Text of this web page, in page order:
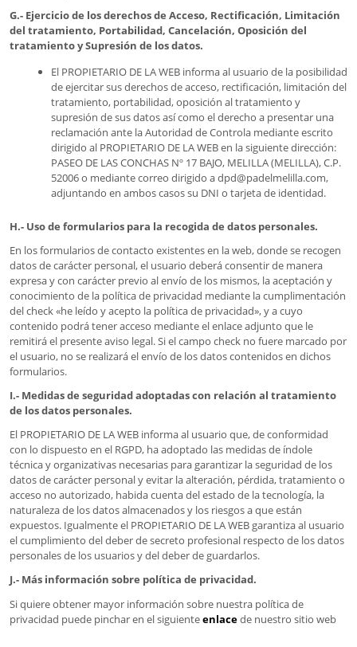
G.- Ejercicio de los derechos de Acceso, Rectificación, Limitación
del tratamiento, Portabilidad, Cancelación, Oposición del
tratamiento y Supresión de los datos.
El PROPIETARIO DE LA WEB informa al usuario de la posibilidad
de ejercitar sus derechos de acceso, rectificación, limitación del
tratamiento, portabilidad, oposición al tratamiento y
supresión de sus datos así como el derecho a presentar una
reclamación ante la Autoridad de Controla mediante escrito
dirigido al PROPIETARIO DE LA WEB en la siguiente dirección:
PASEO DE LAS CONCHAS Nº 17 BAJO, MELILLA (MELILLA), C.P.
52006 o mediante correo dirigido a dpd@padelmelilla.com,
adjuntando en ambos casos su DNI o tarjeta de identidad.
H.- Uso de formularios para la recogida de datos personales.
En los formularios de contacto existentes en la web, donde se recogen
datos de carácter personal, el usuario deberá consentir de manera
expresa y con carácter previo al envío de los mismos, la aceptación y
conocimiento de la política de privacidad mediante la cumplimentación
del check «he leído y acepto la política de privacidad», y a cuyo
contenido podrá tener acceso mediante el enlace adjunto que le
remitirá el presente aviso legal. Si el campo check no fuere marcado por
el usuario, no se realizará el envío de los datos contenidos en dichos
formularios.
I.- Medidas de seguridad adoptadas con relación al tratamiento
de los datos personales.
El PROPIETARIO DE LA WEB informa al usuario que, de conformidad
con lo dispuesto en el RGPD, ha adoptado las medidas de índole
técnica y organizativas necesarias para garantizar la seguridad de los
datos de carácter personal y evitar la alteración, pérdida, tratamiento o
acceso no autorizado, habida cuenta del estado de la tecnología, la
naturaleza de los datos almacenados y los riesgos a que están
expuestos. Igualmente el PROPIETARIO DE LA WEB garantiza al usuario
el cumplimiento del deber de secreto profesional respecto de los datos
personales de los usuarios y del deber de guardarlos.
J.- Más información sobre política de privacidad.
Si quiere obtener mayor información sobre nuestra política de
privacidad puede pinchar en el siguienteenlacede nuestro sitio web